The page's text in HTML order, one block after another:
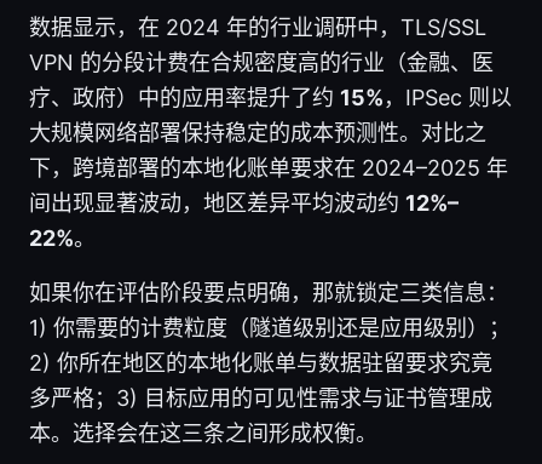
数据显示，在 2024 年的行业调研中，TLS/SSL
VPN 的分段计费在合规密度高的行业（金融、医
疗、政府）中的应用率提升了约 15%，IPSec 则以
大规模网络部署保持稳定的成本预测性。对比之
下，跨境部署的本地化账单要求在 2024–2025 年
间出现显著波动，地区差异平均波动约 12%–
22%。
如果你在评估阶段要点明确，那就锁定三类信息：
1) 你需要的计费粒度（隧道级别还是应用级别）；
2) 你所在地区的本地化账单与数据驻留要求究竟
多严格；3) 目标应用的可见性需求与证书管理成
本。选择会在这三条之间形成权衡。